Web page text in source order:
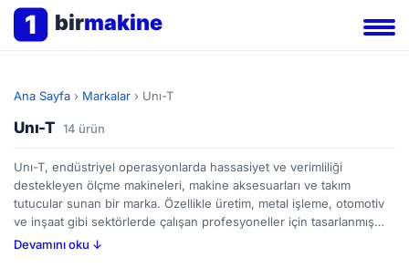
1 birmakine
Ana Sayfa › Markalar › Unı-T
Unı-T 14 ürün
Unı-T, endüstriyel operasyonlarda hassasiyet ve verimliliği
destekleyen ölçme makineleri, makine aksesuarları ve takım
tutucular sunan bir marka. Özellikle üretim, metal işleme, otomotiv
ve inşaat gibi sektörlerde çalışan profesyoneller için tasarlanmış
geniş ürün yelpazesiyle tanınıyor. Ölçme makineleri, parçaların
Devamını oku ↓